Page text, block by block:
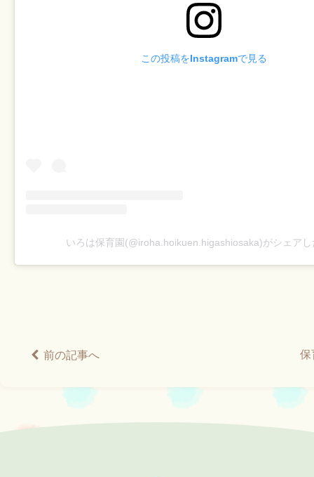
この投稿をInstagramで見る
いろは保育園(@iroha.hoikuen.higashiosaka)がシェア
前の記事へ 保